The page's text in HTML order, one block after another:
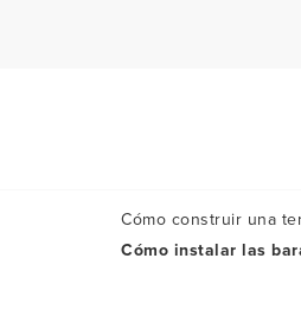
Cómo construir una
Cómo instalar las